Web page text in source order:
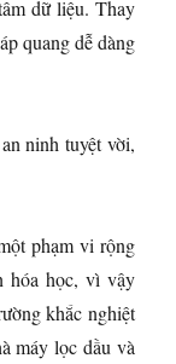
dữ liệu. Thay
quang dễ dàng
ninh tuyệt vời,
phạm vi rộng
hóa học, vì vậy
khắc nghiệt
máy lọc dầu và